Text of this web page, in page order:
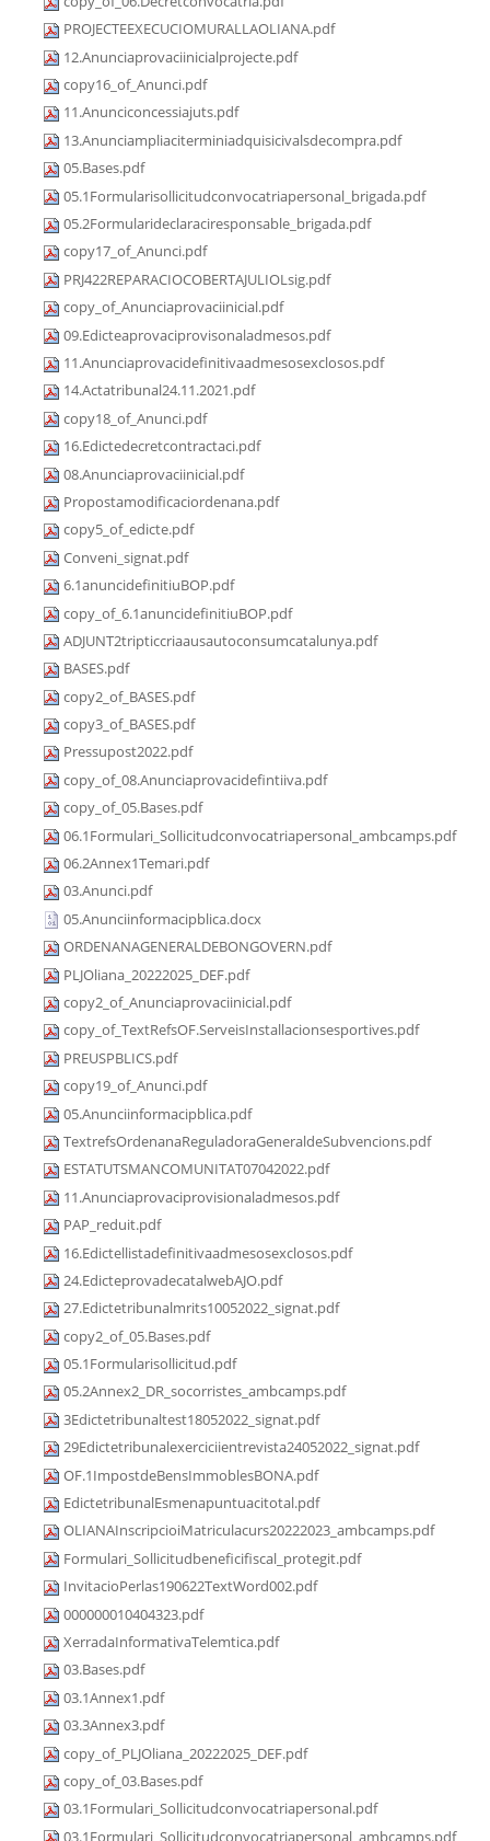
PROJECTEEXECUCIOMURALLAOLIANA.pdf
12.Anunciaprovaciinicialprojecte.pdf
copy16_of_Anunci.pdf
11.Anunciconcessiajuts.pdf
13.Anunciampliaciterminiadquisicivalsdecompra.pdf
05.Bases.pdf
05.1Formularisollicitudconvocatriapersonal_brigada.pdf
05.2Formularideclaraciresponsable_brigada.pdf
copy17_of_Anunci.pdf
PRJ422REPARACIOCOBERTAJULIOLsig.pdf
copy_of_Anunciaprovaciinicial.pdf
09.Edicteaprovaciprovisonaladmesos.pdf
11.Anunciaprovacidefinitivaadmesosexclosos.pdf
14.Actatribunal24.11.2021.pdf
copy18_of_Anunci.pdf
16.Edictedecretcontractaci.pdf
08.Anunciaprovaciinicial.pdf
Propostamodificaciordenana.pdf
copy5_of_edicte.pdf
Conveni_signat.pdf
6.1anuncidefinitiuBOP.pdf
copy_of_6.1anuncidefinitiuBOP.pdf
ADJUNT2tripticcriaausautoconsumcatalunya.pdf
BASES.pdf
copy2_of_BASES.pdf
copy3_of_BASES.pdf
Pressupost2022.pdf
copy_of_08.Anunciaprovacidefintiiva.pdf
copy_of_05.Bases.pdf
06.1Formulari_Sollicitudconvocatriapersonal_ambcamps.pdf
06.2Annex1Temari.pdf
03.Anunci.pdf
05.Anunciinformacipblica.docx
ORDENANAGENERALDEBONGOVERN.pdf
PLJOliana_20222025_DEF.pdf
copy2_of_Anunciaprovaciinicial.pdf
copy_of_TextRefsOF.ServeisInstallacionsesportives.pdf
PREUSPBLICS.pdf
copy19_of_Anunci.pdf
05.Anunciinformacipblica.pdf
TextrefsOrdenanaReguladoraGeneraldeSubvencions.pdf
ESTATUTSMANCOMUNITAT07042022.pdf
11.Anunciaprovaciprovisionaladmesos.pdf
PAP_reduit.pdf
16.Edictellistadefinitivaadmesosexclosos.pdf
24.EdicteprovadecatalwebAJO.pdf
27.Edictetribunalmrits10052022_signat.pdf
copy2_of_05.Bases.pdf
05.1Formularisollicitud.pdf
05.2Annex2_DR_socorristes_ambcamps.pdf
3Edictetribunaltest18052022_signat.pdf
29Edictetribunalexerciciientrevista24052022_signat.pdf
OF.1ImpostdeBensImmoblesBONA.pdf
EdictetribunalEsmenapuntuacitotal.pdf
OLIANAInscripcioiMatriculacurs20222023_ambcamps.pdf
Formulari_Sollicitudbeneficifiscal_protegit.pdf
InvitacioPerlas190622TextWord002.pdf
000000010404323.pdf
XerradaInformativaTelemtica.pdf
03.Bases.pdf
03.1Annex1.pdf
03.3Annex3.pdf
copy_of_PLJOliana_20222025_DEF.pdf
copy_of_03.Bases.pdf
03.1Formulari_Sollicitudconvocatriapersonal.pdf
03.1Formulari_Sollicitudconvocatriapersonal_ambcamps.pdf